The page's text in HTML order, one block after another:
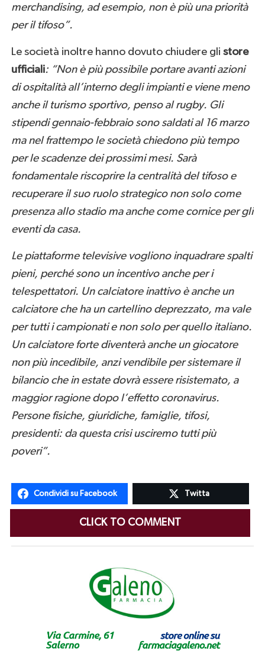
merchandising, ad esempio, non è più una priorità
per il tifoso”.
Le società inoltre hanno dovuto chiudere gli store
ufficiali: “Non è più possibile portare avanti azioni
di ospitalità all’interno degli impianti e viene meno
anche il turismo sportivo, penso al rugby. Gli
stipendi gennaio-febbraio sono saldati al 16 marzo
ma nel frattempo le società chiedono più tempo
per le scadenze dei prossimi mesi. Sarà
fondamentale riscoprire la centralità del tifoso e
recuperare il suo ruolo strategico non solo come
presenza allo stadio ma anche come cornice per gli
eventi da casa.
Le piattaforme televisive vogliono inquadrare spalti
pieni, perché sono un incentivo anche per i
telespettatori. Un calciatore inattivo è anche un
calciatore che ha un cartellino deprezzato, ma vale
per tutti i campionati e non solo per quello italiano.
Un calciatore forte diventerà anche un giocatore
non più incedibile, anzi vendibile per sistemare il
bilancio che in estate dovrà essere risistemato, a
maggior ragione dopo l’effetto coronavirus.
Persone fisiche, giuridiche, famiglie, tifosi,
presidenti: da questa crisi usciremo tutti più
poveri”.
Condividi su Facebook Twitta
CLICK TO COMMENT